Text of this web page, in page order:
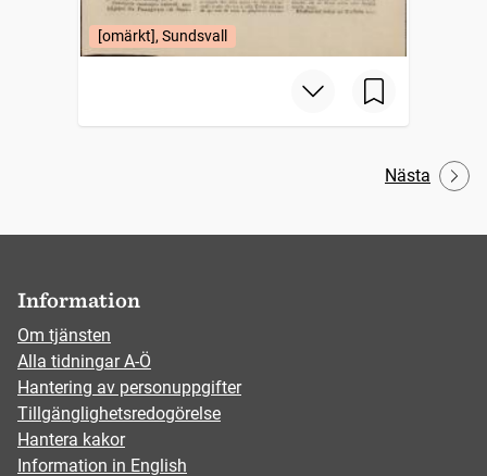
[omärkt], Sundsvall
Nästa
Information
Om tjänsten
Alla tidningar A-Ö
Hantering av personuppgifter
Tillgänglighetsredogörelse
Hantera kakor
Information in English